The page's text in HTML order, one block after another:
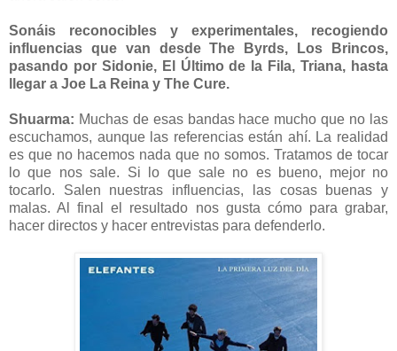
Sonáis reconocibles y experimentales, recogiendo
influencias que van desde The Byrds, Los Brincos,
pasando por Sidonie, El Último de la Fila, Triana, hasta
llegar a Joe La Reina y The Cure.
Shuarma: Muchas de esas bandas hace mucho que no las
escuchamos, aunque las referencias están ahí. La realidad
es que no hacemos nada que no somos. Tratamos de tocar
lo que nos sale. Si lo que sale no es bueno, mejor no
tocarlo. Salen nuestras influencias, las cosas buenas y
malas. Al final el resultado nos gusta cómo para grabar,
hacer directos y hacer entrevistas para defenderlo.